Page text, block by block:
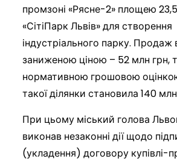
промзоні «Рясне-2» площею
«СітіПарк Львів» для створення
індустріального парку. Продаж
заниженою ціною – 52 млн грн,
нормативною грошовою
такої ділянки становила 140
При цьому міський голова
виконав незаконні дії щодо
(укладення) договору купівлі-